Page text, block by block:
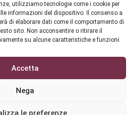
utilizziamo tecnologie come i cookie per
informazioni del dispositivo. Il consenso a
di elaborare dati come il comportamento di
sito. Non acconsentire o ritirare il
su alcune caratteristiche e funzioni.
Accetta
Nega
le preferenze